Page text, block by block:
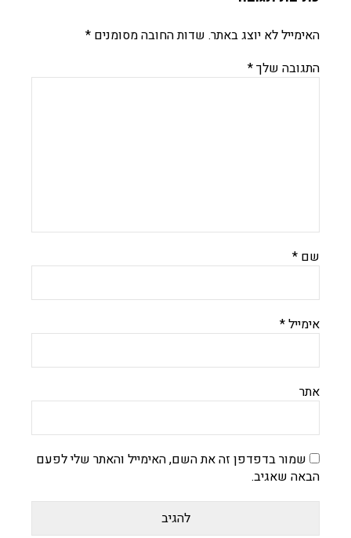
האימייל לא יוצג באתר. שדות החובה מסומנים *
התגובה שלך*
שם *
אימייל*
אתר
שמור בדפדפן זה את השם, האימייל והאתר שלי לפעם
הבאה שאגיב.